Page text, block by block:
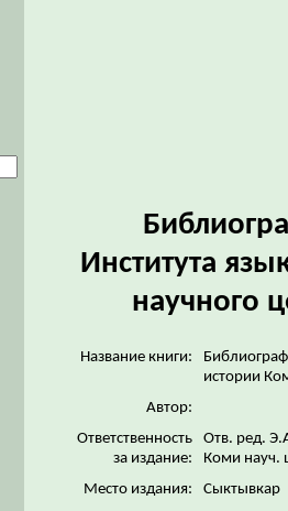
Института
научного
Название книги:
истории
Автор:
Ответственность
за издание:
Отв. ред.
Коми науч.
Место издания:
Сыктывкар